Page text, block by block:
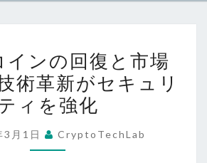
ッ
ト
コ
ン
インの回復と市場
術革新がセキュリ
ィを強化
月1日 CryptoTechLab